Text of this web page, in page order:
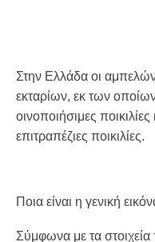
Στην Ελλάδα οι
εκταρίων, εκ των
οινοποιήσιμες
επιτραπέζιες ποικιλίες.
Ποια είναι η γενική
Σύμφωνα με τα στοιχεία